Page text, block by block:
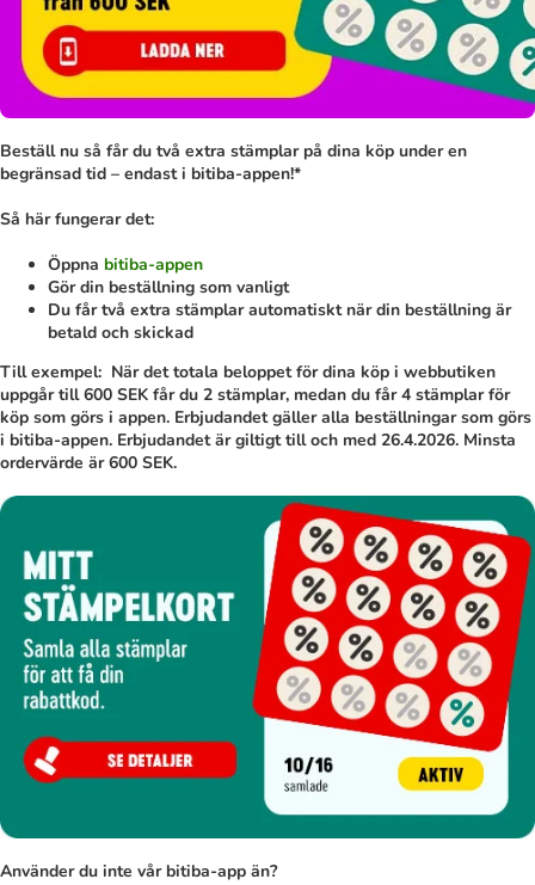
Beställ nu så får du två extra stämplar på dina köp under en
begränsad tid – endast i bitiba-appen!*
Så här fungerar det:
Öppna bitiba-appen
Gör din beställning som vanligt
Du får två extra stämplar automatiskt när din beställning är
betald och skickad
Till exempel: När det totala beloppet för dina köp i webbutiken
uppgår till 600 SEK får du 2 stämplar, medan du får 4 stämplar för
köp som görs i appen. Erbjudandet gäller alla beställningar som görs
i bitiba-appen. Erbjudandet är giltigt till och med 26.4.2026. Minsta
ordervärde är 600 SEK.
Använder du inte vår bitiba-app än?